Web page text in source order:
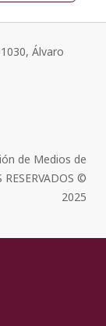
Álvaro
de Medios de
©
2025